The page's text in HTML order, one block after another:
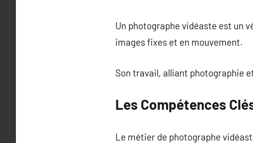
Un photographe vidéaste est un
images fixes et en mouvement.
Son travail, alliant photographie
Les Compétences
Le métier de photographe